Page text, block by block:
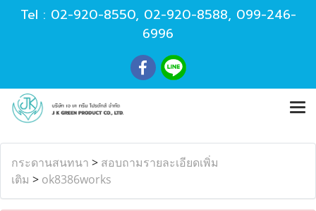
Tel : 02-920-8550, 02-920-8588, 099-246-
6996
กระดานสนทนา > สอบถามรายละเอียดเพิ่ม
เติม > ok8386works